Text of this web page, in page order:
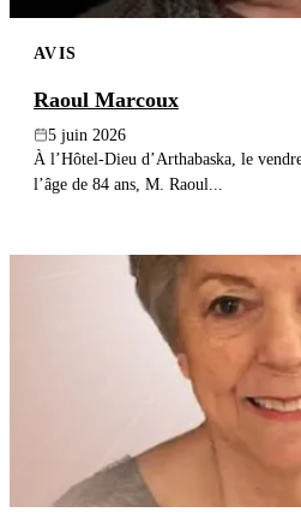
AVIS
Raoul Marcoux
5 juin 2026
À l’Hôtel-Dieu d’Arthabaska, le
l’âge de 84 ans, M. Raoul...